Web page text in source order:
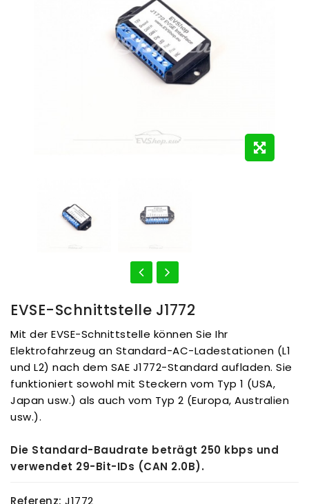
EVSE-Schnittstelle J1772
Mit der EVSE-Schnittstelle können Sie Ihr
Elektrofahrzeug an Standard-AC-Ladestationen (L1
und L2) nach dem SAE J1772-Standard aufladen. Sie
funktioniert sowohl mit Steckern vom Typ 1 (USA,
Japan usw.) als auch vom Typ 2 (Europa, Australien
usw.).
Die Standard-Baudrate beträgt 250 kbps und
verwendet 29-Bit-IDs (CAN 2.0B).
Referenz: J1772